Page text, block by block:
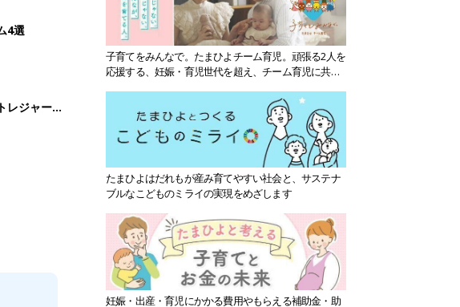
子育てをみんなで。たまひよチーム育児。頑張る2人を
応援する、妊娠・育児世代を超え、チーム育児に共感
たまひよはだれもが産み育てやすい社会と、サステナ
ブルなこどものミライの実現をめざします
妊娠・出産・育児にかかる費用やもらえる補助金・助